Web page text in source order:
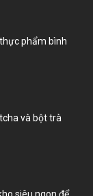
phẩm bình
và bột trà